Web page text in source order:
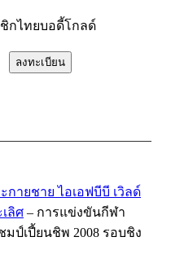
กไทยบอดี้โกลด์
กายชาย ไอเอฟบีบี เวิลด์
ลิศ – การแข่งขันกีฬา
มป์เปี้ยนชิพ 2008 รอบชิง